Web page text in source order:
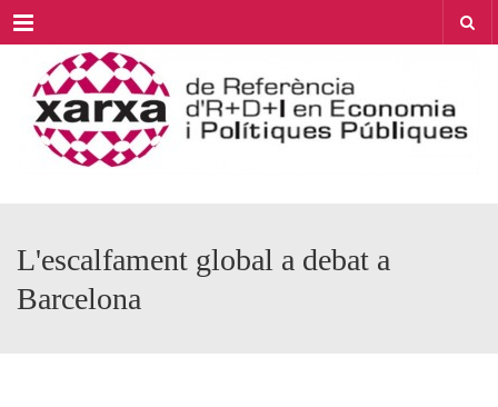
Menu
L'escalfament global a debat a
Barcelona